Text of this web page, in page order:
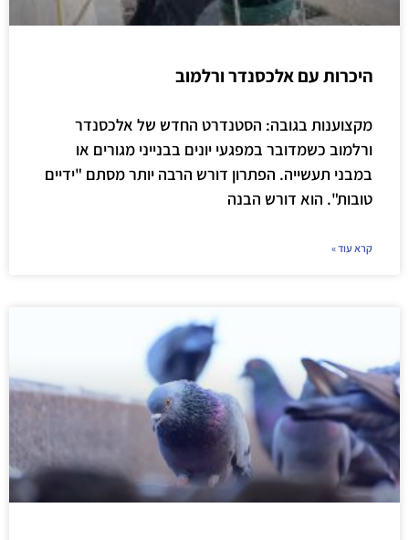
היכרות עם אלכסנדר ורלמוב
מקצוענות בגובה: הסטנדרט החדש של אלכסנדר
ורלמוב כשמדובר במפגעי יונים בבנייני מגורים או
במבני תעשייה. הפתרון דורש הרבה יותר מסתם "ידיים
טובות". הוא דורש הבנה
קרא עוד »